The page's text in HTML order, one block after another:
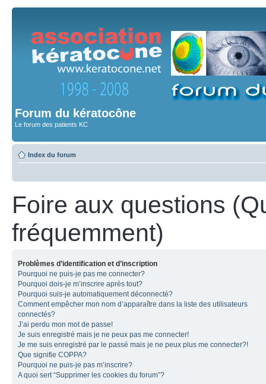
Forum du kératocône
Le forum des patients KC
Index du forum
Foire aux questions
fréquemment)
Problèmes d’identification et d’inscription
Pourquoi ne puis-je pas me connecter?
Pourquoi dois-je m’inscrire après tout?
Pourquoi suis-je automatiquement déconnecté?
Comment empêcher mon nom d’apparaître dans la liste des utilisateurs
connectés?
J’ai perdu mon mot de passe!
Je suis enregistré mais je ne peux pas me connecter!
Je me suis enregistré par le passé mais je ne peux plus me connecter?!
Que signifie COPPA?
Pourquoi ne puis-je pas m’inscrire?
A quoi sert “Supprimer les cookies du forum”?